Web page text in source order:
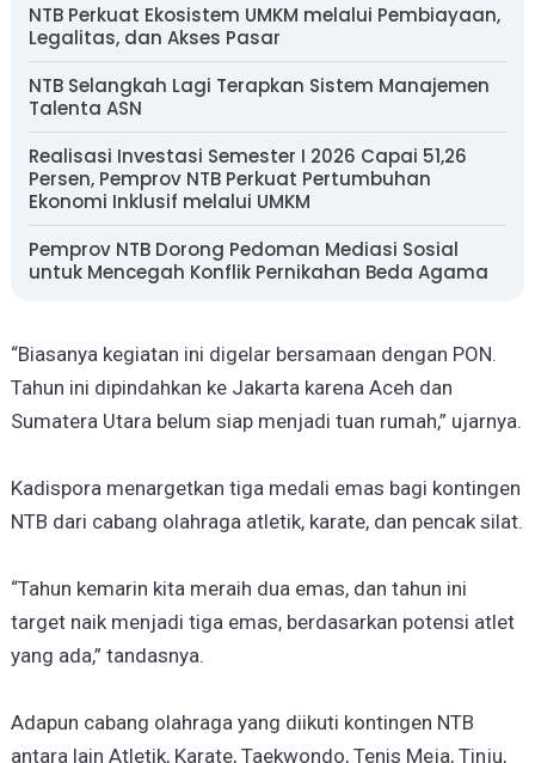
NTB Perkuat Ekosistem UMKM melalui Pembiayaan,
Legalitas, dan Akses Pasar
NTB Selangkah Lagi Terapkan Sistem Manajemen
Talenta ASN
Realisasi Investasi Semester I 2026 Capai 51,26
Persen, Pemprov NTB Perkuat Pertumbuhan
Ekonomi Inklusif melalui UMKM
Pemprov NTB Dorong Pedoman Mediasi Sosial
untuk Mencegah Konflik Pernikahan Beda Agama
“Biasanya kegiatan ini digelar bersamaan dengan PON.
Tahun ini dipindahkan ke Jakarta karena Aceh dan
Sumatera Utara belum siap menjadi tuan rumah,” ujarnya.
Kadispora menargetkan tiga medali emas bagi kontingen
NTB dari cabang olahraga atletik, karate, dan pencak silat.
“Tahun kemarin kita meraih dua emas, dan tahun ini
target naik menjadi tiga emas, berdasarkan potensi atlet
yang ada,” tandasnya.
Adapun cabang olahraga yang diikuti kontingen NTB
antara lain Atletik, Karate, Taekwondo, Tenis Meja, Tinju,